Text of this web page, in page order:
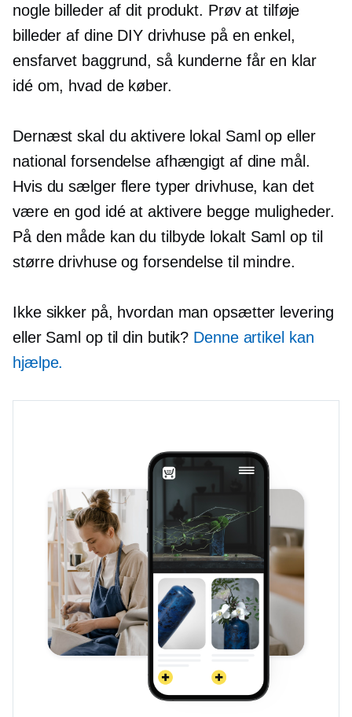
nogle billeder af dit produkt. Prøv at tilføje
billeder af dine DIY drivhuse på en enkel,
ensfarvet baggrund, så kunderne får en klar
idé om, hvad de køber.
Dernæst skal du aktivere lokal Saml op eller
national forsendelse afhængigt af dine mål.
Hvis du sælger flere typer drivhuse, kan det
være en god idé at aktivere begge muligheder.
På den måde kan du tilbyde lokalt Saml optil
større drivhuse og forsendelse til mindre.
Ikke sikker på, hvordan man opsætter levering
eller Saml optil din butik? Denne artikel kan
hjælpe.